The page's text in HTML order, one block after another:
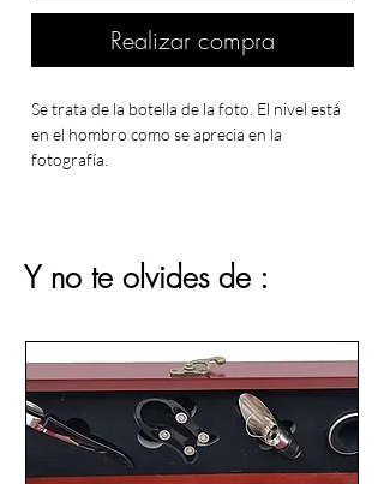
Realizar compra
Se trata de la botella de la foto. El nivel está
en el hombro como se aprecia en la
fotografía.
Y no te olvides de :